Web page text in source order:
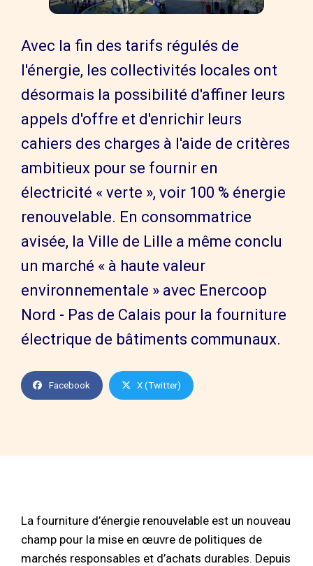
Avec la fin des tarifs régulés de
l'énergie, les collectivités locales ont
désormais la possibilité d'affiner leurs
appels d'offre et d'enrichir leurs
cahiers des charges à l'aide de critères
ambitieux pour se fournir en
électricité « verte », voir 100 % énergie
renouvelable. En consommatrice
avisée, la Ville de Lille a même conclu
un marché « à haute valeur
environnementale » avec Enercoop
Nord - Pas de Calais pour la fourniture
électrique de bâtiments communaux.
Facebook X (Twitter)
La fourniture d’énergie renouvelable est un nouveau
champ pour la mise en œuvre de politiques de
marchés responsables et d’achats durables. Depuis